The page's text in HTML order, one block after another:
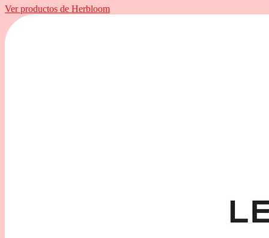
Ver productos de Herbloom